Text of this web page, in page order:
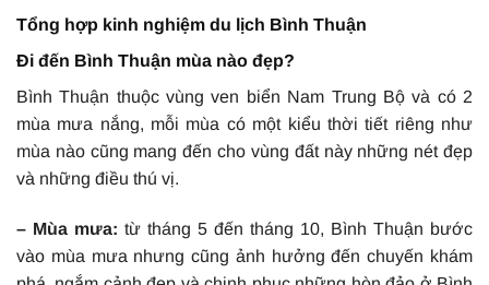
Tổng hợp kinh nghiệm du lịch Bình Thuận
Đi đến Bình Thuận mùa nào đẹp?
Bình Thuận thuộc vùng ven biển Nam Trung Bộ và có 2
mùa mưa nắng, mỗi mùa có một kiểu thời tiết riêng như
mùa nào cũng mang đến cho vùng đất này những nét đẹp
và những điều thú vị.
– Mùa mưa: từ tháng 5 đến tháng 10, Bình Thuận bước
vào mùa mưa nhưng cũng ảnh hưởng đến chuyến khám